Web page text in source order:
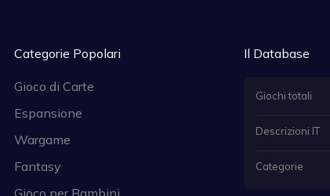
Categorie Popolari
Gioco di Carte
Espansione
Wargame
Fantasy
Gioco per Bambini
Il Database
Giochi totali
Descrizioni IT
Categorie